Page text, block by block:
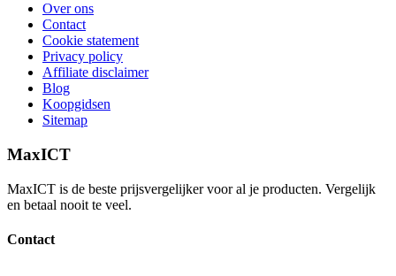
Over ons
Contact
Cookie statement
Privacy policy
Affiliate disclaimer
Blog
Koopgidsen
Sitemap
MaxICT
MaxICT is de beste prijsvergelijker voor al je producten. Vergelijk
en betaal nooit te veel.
Contact